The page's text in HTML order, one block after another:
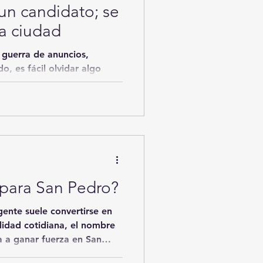
candidato; se
ciudad
de anuncios,
es fácil olvidar algo
El voto pertenece
San Pedro?
suele convertirse en
cotidiana, el nombre
a ganar fuerza en San